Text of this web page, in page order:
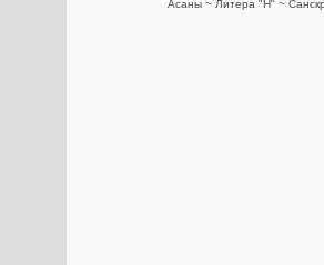
Асаны ~ Литера "Н" ~